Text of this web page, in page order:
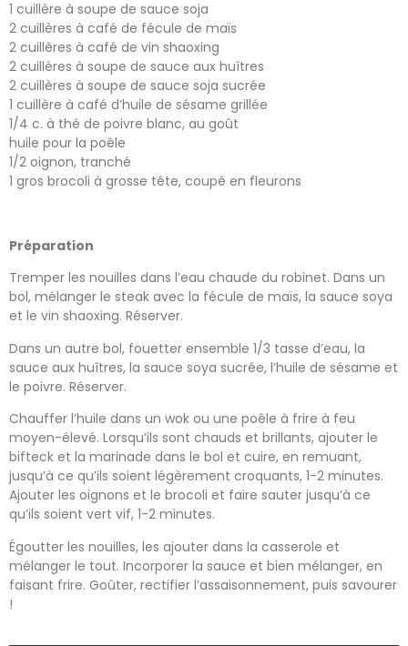
1 cuillère à soupe de sauce soja
2 cuillères à café de fécule de maïs
2 cuillères à café de vin shaoxing
2 cuillères à soupe de sauce aux huîtres
2 cuillères à soupe de sauce soja sucrée
1 cuillère à café d’huile de sésame grillée
1/4 c. à thé de poivre blanc, au goût
huile pour la poêle
1/2 oignon, tranché
1 gros brocoli à grosse tête, coupé en fleurons
Préparation
Tremper les nouilles dans l’eau chaude du robinet. Dans un
bol, mélanger le steak avec la fécule de maïs, la sauce soya
et le vin shaoxing. Réserver.
Dans un autre bol, fouetter ensemble 1/3 tasse d’eau, la
sauce aux huîtres, la sauce soya sucrée, l’huile de sésame et
le poivre. Réserver.
Chauffer l’huile dans un wok ou une poêle à frire à feu
moyen-élevé. Lorsqu’ils sont chauds et brillants, ajouter le
bifteck et la marinade dans le bol et cuire, en remuant,
jusqu’à ce qu’ils soient légèrement croquants, 1-2 minutes.
Ajouter les oignons et le brocoli et faire sauter jusqu’à ce
qu’ils soient vert vif, 1-2 minutes.
Égoutter les nouilles, les ajouter dans la casserole et
mélanger le tout. Incorporer la sauce et bien mélanger, en
faisant frire. Goûter, rectifier l’assaisonnement, puis savourer
!